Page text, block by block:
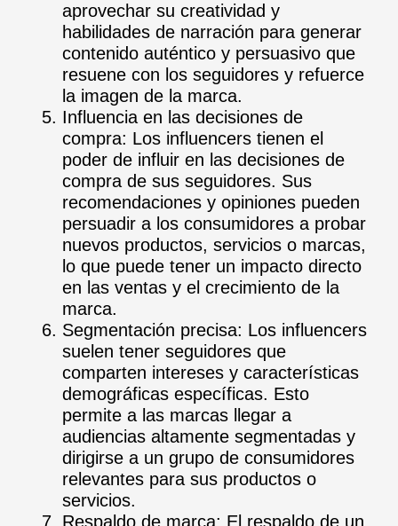
aprovechar su creatividad y
habilidades de narración para generar
contenido auténtico y persuasivo que
resuene con los seguidores y refuerce
la imagen de la marca.
Influencia en las decisiones de
compra: Los influencers tienen el
poder de influir en las decisiones de
compra de sus seguidores. Sus
recomendaciones y opiniones pueden
persuadir a los consumidores a probar
nuevos productos, servicios o marcas,
lo que puede tener un impacto directo
en las ventas y el crecimiento de la
marca.
Segmentación precisa: Los influencers
suelen tener seguidores que
comparten intereses y características
demográficas específicas. Esto
permite a las marcas llegar a
audiencias altamente segmentadas y
dirigirse a un grupo de consumidores
relevantes para sus productos o
servicios.
Respaldo de marca: El respaldo de un